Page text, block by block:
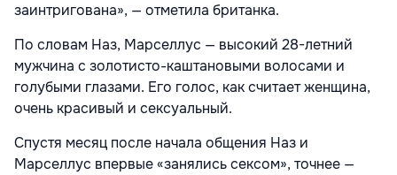
заинтригована», — отметила британка.
По словам Наз, Марселлус — высокий 28-летний
мужчина с золотисто-каштановыми волосами и
голубыми глазами. Его голос, как считает женщина,
очень красивый и сексуальный.
Спустя месяц после начала общения Наз и
Марселлус впервые «занялись сексом», точнее —